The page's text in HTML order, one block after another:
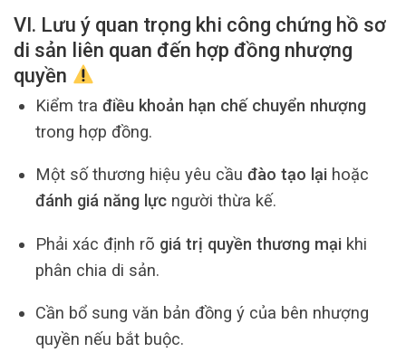
VI. Lưu ý quan trọng khi công chứng hồ sơ
di sản liên quan đến hợp đồng nhượng
quyền
Kiểm tra điều khoản hạn chế chuyển nhượng
trong hợp đồng.
Một số thương hiệu yêu cầu đào tạo lạihoặc
đánh giá năng lựcngười thừa kế.
Phải xác định rõ giá trị quyền thương mạikhi
phân chia di sản.
Cần bổ sung văn bản đồng ý của bên nhượng
quyền nếu bắt buộc.